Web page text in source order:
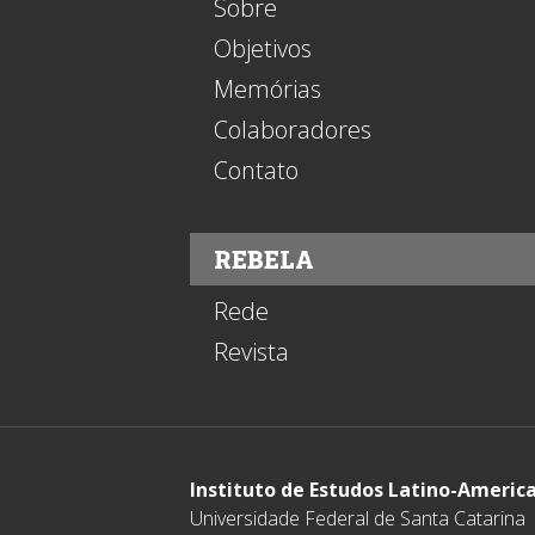
Sobre
Objetivos
Memórias
Colaboradores
Contato
REBELA
Rede
Revista
Instituto de Estudos Latino-
Universidade Federal de Santa Catarina